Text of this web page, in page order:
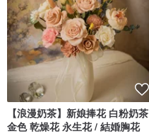
【浪漫奶茶】新娘捧花 白粉奶茶
金色 乾燥花 永生花 / 結婚胸花